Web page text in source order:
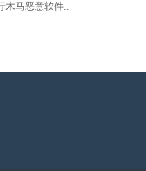
木马恶意软件..